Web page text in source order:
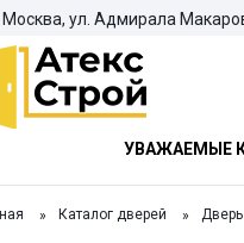
Москва, ул. Адмирала
УВАЖАЕМЫЕ
Каталог дверей